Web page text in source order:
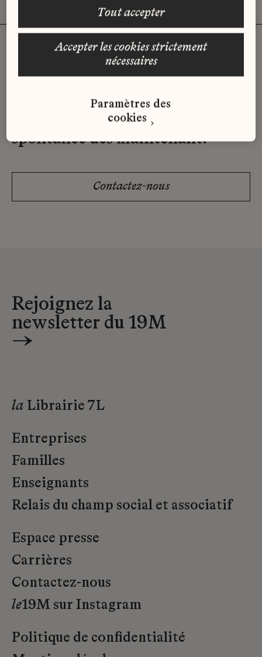
Vous n'avez pas trouvé d'offre
qui correspond à votre profil ?
Envoyez-nous votre candidature
spontanée dès maintenant.
Contactez-nous
Rejoignez la
newsletter du 19M
→
la Librairie 7L
Entreprises
Familles
Enseignants
Relais du champ social et associatif
Espace presse
Carrières
Contactez-nous
le19M sur Instagram
Politique de confidentialité
accepter les cookies strictement
nécessaires
tout accepter
Paramètres des
cookies